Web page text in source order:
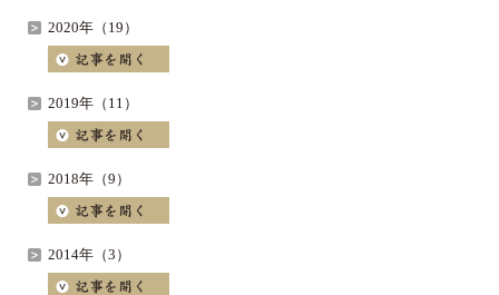
2020年（19）
2019年（11）
2018年（9）
2014年（3）